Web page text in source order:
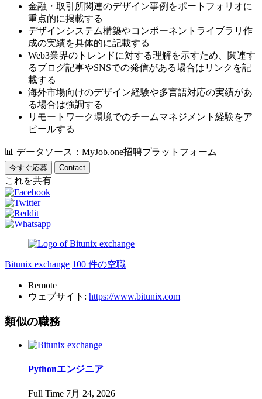
金融・取引所関連のデザイン事例をポートフォリオに
重点的に掲載する
デザインシステム構築やコンポーネントライブラリ作
成の実績を具体的に記載する
Web3業界のトレンドに対する理解を示すため、関連す
るブログ記事やSNSでの発信がある場合はリンクを記
載する
海外市場向けのデザイン経験や多言語対応の実績があ
る場合は強調する
リモートワーク環境でのチームマネジメント経験をア
ピールする
📊 データソース：MyJob.one招聘プラットフォーム
今すぐ応募 Contact
これを共有
Bitunix exchange 100 件の空職
Remote
ウェブサイト: https://www.bitunix.com
類似の職務
Pythonエンジニア
Full Time 7月 24, 2026